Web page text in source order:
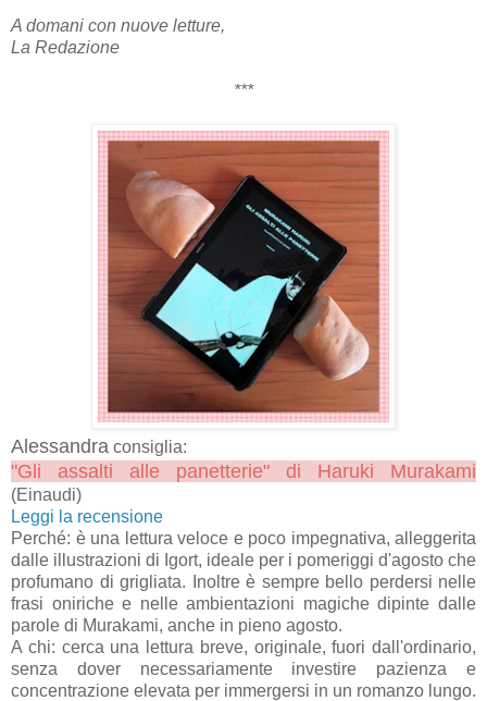
A domani con nuove letture,
La Redazione
***
Alessandra consiglia:
"Gli assalti alle panetterie" di Haruki Murakami
(Einaudi)
Leggi la recensione
Perché: è una lettura veloce e poco impegnativa, alleggerita
dalle illustrazioni di Igort, ideale per i pomeriggi d'agosto che
profumano di grigliata. Inoltre è sempre bello perdersi nelle
frasi oniriche e nelle ambientazioni magiche dipinte dalle
parole di Murakami, anche in pieno agosto.
A chi: cerca una lettura breve, originale, fuori dall'ordinario,
senza dover necessariamente investire pazienza e
concentrazione elevata per immergersi in un romanzo lungo.